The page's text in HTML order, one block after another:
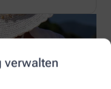
verwalten